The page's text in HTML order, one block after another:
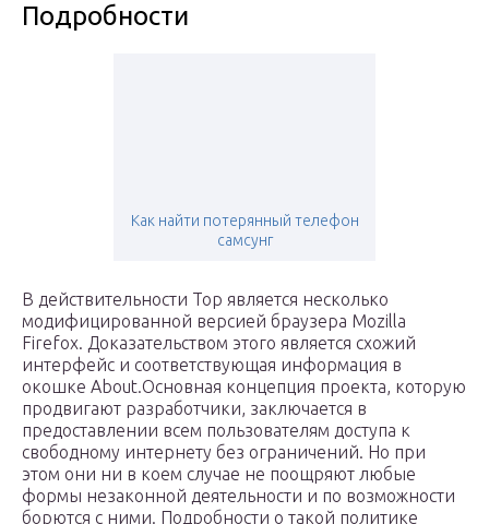
Подробности
Как найти потерянный телефон
самсунг
В действительности Тор является несколько
модифицированной версией браузера Mozilla
Firefox. Доказательством этого является схожий
интерфейс и соответствующая информация в
окошке About.Основная концепция проекта, которую
продвигают разработчики, заключается в
предоставлении всем пользователям доступа к
свободному интернету без ограничений. Но при
этом они ни в коем случае не поощряют любые
формы незаконной деятельности и по возможности
борются с ними. Подробности о такой политике